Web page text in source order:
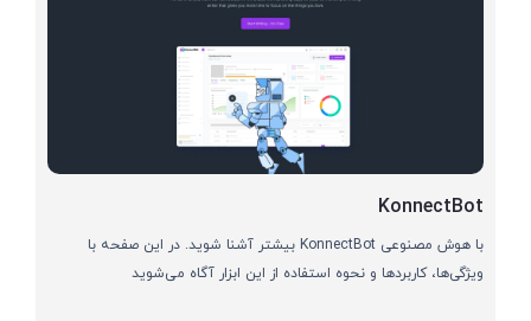
KonnectBot
با هوش مصنوعی KonnectBot بیشتر آشنا شوید. در این صفحه با
ویژگی‌ها، کاربردها و نحوه استفاده از این ابزار آگاه می‌شوید